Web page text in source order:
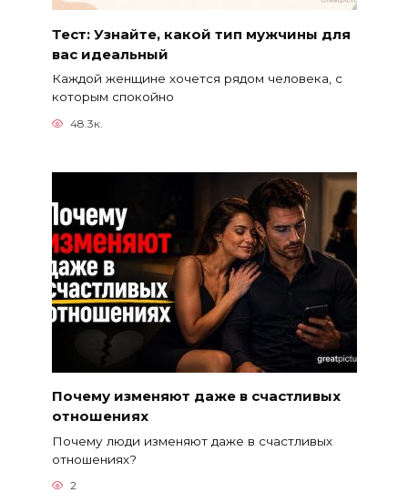
Тест: Узнайте, какой тип мужчины для
вас идеальный
Каждой женщине хочется рядом человека, с
которым спокойно
48.3к.
Почему изменяют даже в счастливых
отношениях
Почему люди изменяют даже в счастливых
отношениях?
2